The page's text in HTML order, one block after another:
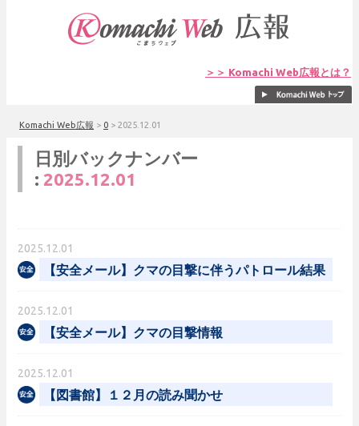
＞＞ Komachi Web広報とは？
Komachi Web広報 > 0 > 2025.12.01
日別バックナンバー
: 2025.12.01
2025.12.01
【安全メール】クマの目撃に伴うパトロール結果
2025.12.01
【安全メール】クマの目撃情報
2025.12.01
【図書館】１２月の読み聞かせ